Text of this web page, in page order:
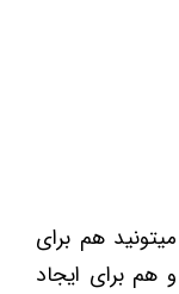
هم برای
هم برای ایجاد